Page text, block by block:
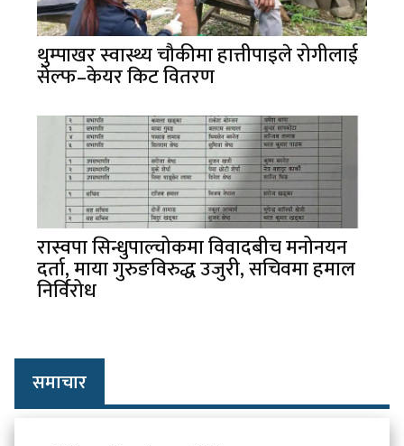
थुम्पाखर स्वास्थ्य चौकीमा हात्तीपाइले रोगीलाई
सेल्फ–केयर किट वितरण
रास्वपा सिन्धुपाल्चोकमा विवादबीच मनोनयन
दर्ता, माया गुरुङविरुद्ध उजुरी, सचिवमा हमाल
निर्विरोध
समाचार